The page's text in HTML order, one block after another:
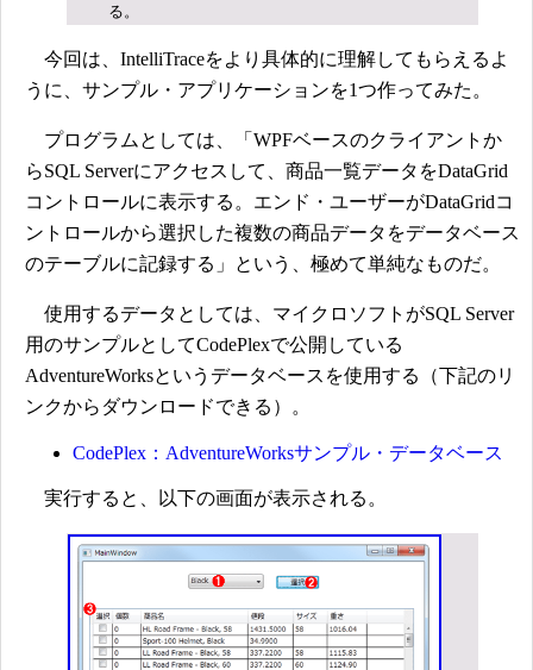
る。
今回は、IntelliTraceをより具体的に理解してもらえるよ
うに、サンプル・アプリケーションを1つ作ってみた。
プログラムとしては、「WPFベースのクライアントか
らSQL Serverにアクセスして、商品一覧データをDataGrid
コントロールに表示する。エンド・ユーザーがDataGridコ
ントロールから選択した複数の商品データをデータベース
のテーブルに記録する」という、極めて単純なものだ。
使用するデータとしては、マイクロソフトがSQL Server
用のサンプルとしてCodePlexで公開している
AdventureWorksというデータベースを使用する（下記のリ
ンクからダウンロードできる）。
CodePlex：AdventureWorksサンプル・データベース
実行すると、以下の画面が表示される。